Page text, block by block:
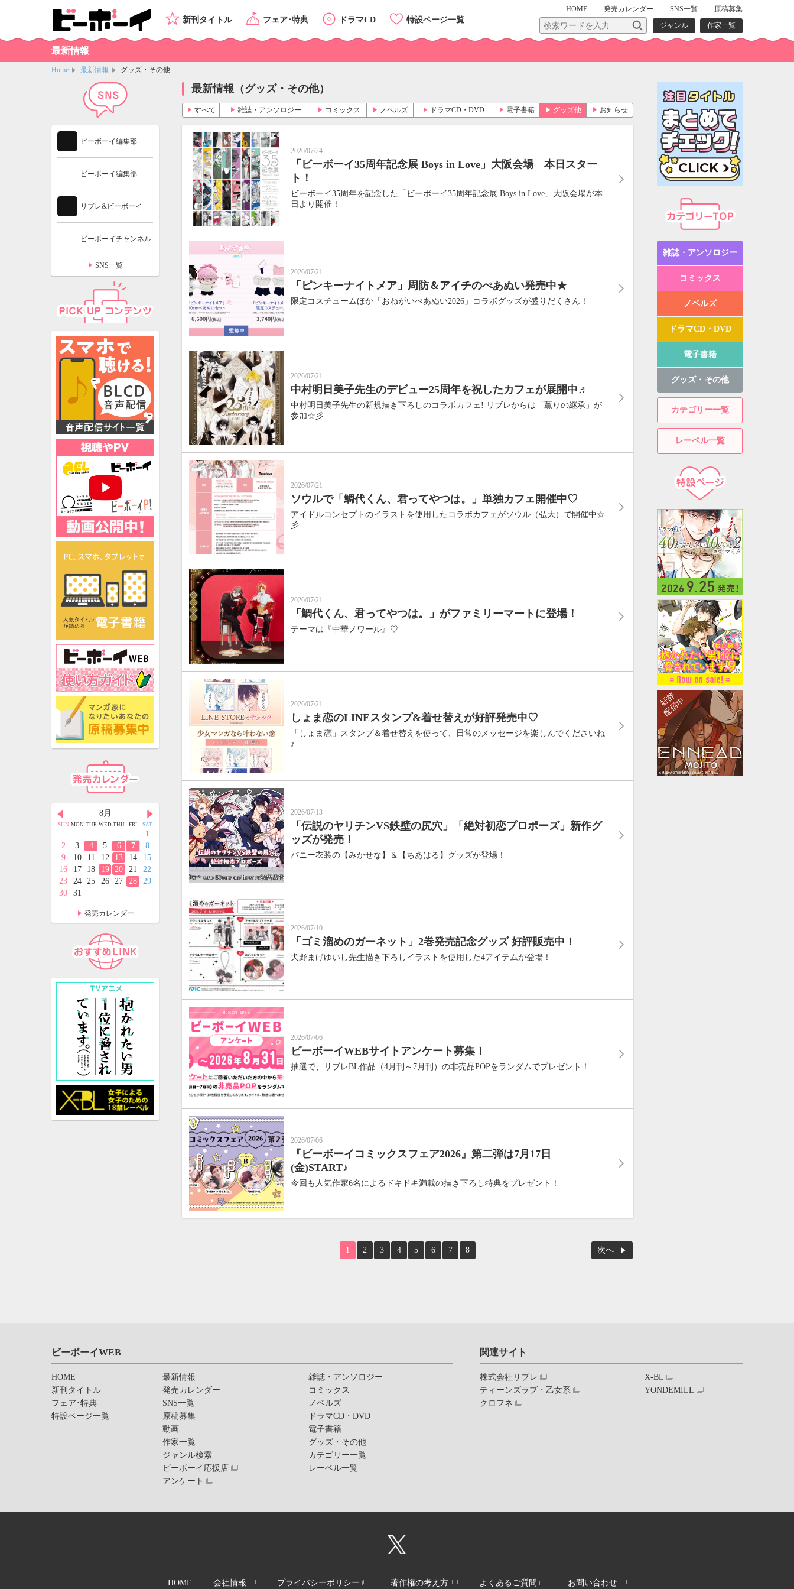
HOME 発売カレンダー SNS一覧
原稿募集
ジャンル
作家一覧
新刊タイトル フェア･特典 ドラマCD 特設ページ一覧
最新情報
Home 最新情報 グッズ・その他
最新情報（グッズ・その他）
すべて 雑誌・アンソロジー コミックス ノベルズ ドラマCD・DVD 電子書籍 グッズ他 お知らせ
2026/07/24
「ビーボーイ35周年記念展 Boys in Love」大阪会場 本日スター
ト！
ビーボーイ35周年を記念した「ビーボーイ35周年記念展 Boys in Love」大阪会場が本
日より開催！
2026/07/21
「ピンキーナイトメア」周防＆アイチのぺあぬい発売中★
限定コスチュームほか「おねがいぺあぬい2026」コラボグッズが盛りだくさん！
2026/07/21
中村明日美子先生のデビュー25周年を祝したカフェが展開中♬
中村明日美子先生の新規描き下ろしのコラボカフェ! リブレからは「薫りの継承」が
参加☆彡
2026/07/21
ソウルで「鯛代くん、君ってやつは。」単独カフェ開催中♡
アイドルコンセプトのイラストを使用したコラボカフェがソウル（弘大）で開催中☆
彡
2026/07/21
「鯛代くん、君ってやつは。」がファミリーマートに登場！
テーマは『中華ノワール』♡
2026/07/21
しょま恋のLINEスタンプ&着せ替えが好評発売中♡
「しょま恋」スタンプ＆着せ替えを使って、日常のメッセージを楽しんでくださいね
♪
2026/07/13
「伝説のヤリチンVS鉄壁の尻穴」「絶対初恋プロポーズ」新作グ
ッズが発売！
バニー衣装の【みかせな】＆【ちあはる】グッズが登場！
2026/07/10
「ゴミ溜めのガーネット」2巻発売記念グッズ 好評販売中！
犬野まげゆいし先生描き下ろしイラストを使用した4アイテムが登場！
2026/07/06
ビーボーイWEBサイトアンケート募集！
抽選で、リブレBL作品（4月刊～7月刊）の非売品POPをランダムでプレゼント！
2026/07/06
『ビーボーイコミックスフェア2026』第二弾は7月17日
(金)START♪
今回も人気作家6名によるドキドキ満載の描き下ろし特典をプレゼント！
1 2 3 4 5 6 7 8 次へ
カテゴリーTOP
雑誌・アンソロジー
コミックス
ノベルズ
ドラマCD・DVD
電子書籍
グッズ・その他
カテゴリー一覧
レーベル一覧
特設ページ
ビーボーイ編集部
ビーボーイ編集部
リブレ&ビーボーイ
ビーボーイチャンネル
SNS一覧
8月
SUN MON TUE WED THU FRI SAT
1
2
3 4 5 6 7
8
9
10 11 12 13 14
15
16
17 18 19 20 21
22
23
24 25 26 27 28
29
30
31
9月
MON TUE WED THU FRI SAT
1 3 4
5
8 9 10 11
12
15 16 17 18
19
22 23 24 25
26
29 30
10月
SUN TUE WED THU SAT
1 2
4
6 7 8 9
11
12 13 14 15 16
17
18
25
発売カレンダー
ビーボーイWEB
HOME
新刊タイトル
フェア･特典
特設ページ一覧
最新情報
発売カレンダー
SNS一覧
原稿募集
動画
作家一覧
ジャンル検索
ビーボーイ応援店
アンケート
雑誌・アンソロジー
コミックス
ノベルズ
ドラマCD・DVD
電子書籍
グッズ・その他
カテゴリー一覧
レーベル一覧
関連サイト
株式会社リブレ
ティーンズラブ・乙女系
クロフネ
X-BL
YONDEMILL
HOME 会社情報 プライバシーポリシー 著作権の考え方 よくあるご質問 お問い合わせ